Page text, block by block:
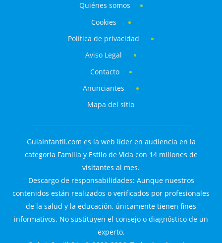
Quiénes somos
Cookies
Política de privacidad
Aviso Legal
Contacto
Anunciantes
Mapa del sitio
GuiaInfantil.com es la web líder en audiencia en la
categoría Familia y Estilo de Vida con 14 millones de
visitantes al mes.
Descargo de responsabilidades: Aunque nuestros
contenidos están realizados o verificados por profesionales
de la salud y la educación, únicamente tienen fines
informativos. No sustituyen el consejo o diagnóstico de un
experto.